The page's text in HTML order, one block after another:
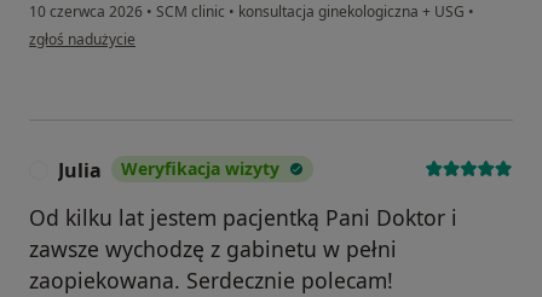
10 czerwca 2026 • SCM clinic • konsultacja ginekologiczna + USG •
w opinii użytkownika Paulina G
zgłoś nadużycie
Julia Weryfikacja wizyty
Od kilku lat jestem pacjentką Pani Doktor i
zawsze wychodzę z gabinetu w pełni
zaopiekowana. Serdecznie polecam!